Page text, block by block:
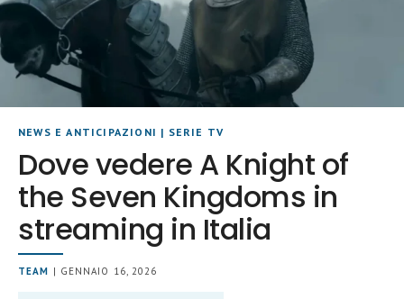
NEWS E ANTICIPAZIONI | SERIE TV
Dove vedere A Knight of
the Seven Kingdoms in
streaming in Italia
TEAM | GENNAIO 16, 2026